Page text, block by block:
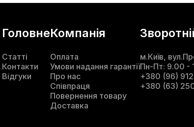
Головне
Статті
Контакти
Відгуки
Компанія
Оплата
Умови надання гарантії
Про нас
Співпраця
Повернення товару
Доставка
м.Київ,
Пн-Пт: 9.00 -
+380 (96)
+380 (63)